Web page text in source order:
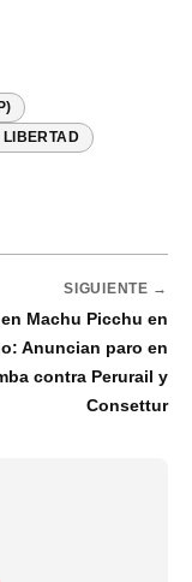
LIBERTAD
SIGUIENTE →
Machu Picchu en
Anuncian paro en
contra Perurail y
Consettur